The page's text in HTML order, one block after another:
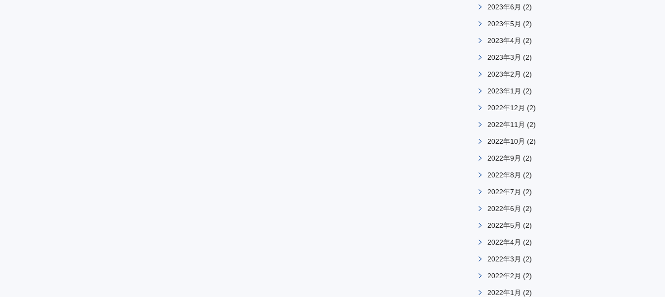
2023年6月 (2)
2023年5月 (2)
2023年4月 (2)
2023年3月 (2)
2023年2月 (2)
2023年1月 (2)
2022年12月 (2)
2022年11月 (2)
2022年10月 (2)
2022年9月 (2)
2022年8月 (2)
2022年7月 (2)
2022年6月 (2)
2022年5月 (2)
2022年4月 (2)
2022年3月 (2)
2022年2月 (2)
2022年1月 (2)